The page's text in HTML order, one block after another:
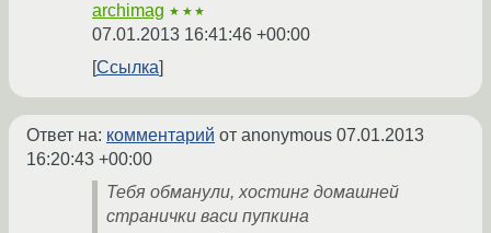
archimag ★★★
07.01.2013 16:41:46 +00:00
Ссылка
Ответ на: комментарий от anonymous 07.01.2013
16:20:43 +00:00
Тебя обманули, хостинг домашней
странички васи пупкина